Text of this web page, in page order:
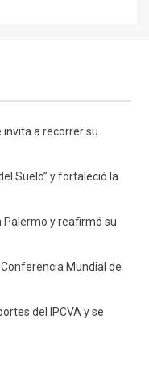
a recorrer su
Suelo” y fortaleció la
Palermo y reafirmó su
Mundial de
del IPCVA y se